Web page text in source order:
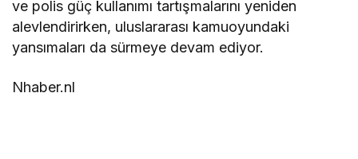
ve polis güç kullanımı tartışmalarını yeniden
alevlendirirken, uluslararası kamuoyundaki
yansımaları da sürmeye devam ediyor.
Nhaber.nl